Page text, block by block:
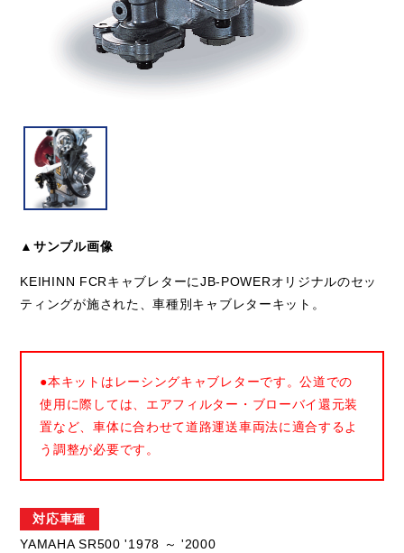
▲サンプル画像
KEIHINN FCRキャブレターにJB-POWERオリジナルのセッ
ティングが施された、車種別キャブレターキット。
●本キットはレーシングキャブレターです。公道での
使用に際しては、エアフィルター・ブローバイ還元装
置など、車体に合わせて道路運送車両法に適合するよ
う調整が必要です。
対応車種
YAMAHA SR500 '1978 ～ '2000